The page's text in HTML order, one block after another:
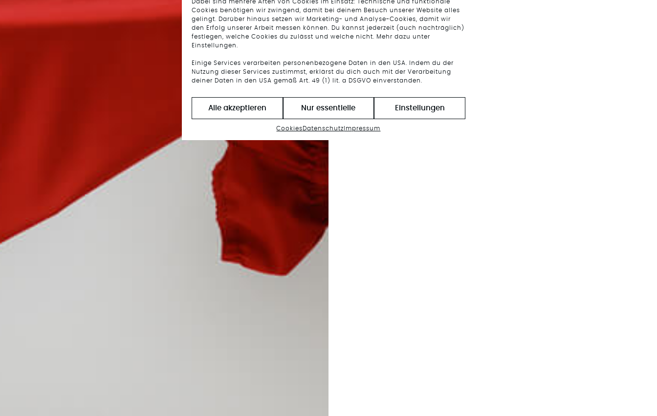
Dabei sind mehrere Arten von Cookies im Einsatz: Technische und funktionale
Cookies benötigen wir zwingend, damit bei deinem Besuch unserer Website alles
gelingt. Darüber hinaus setzen wir Marketing- und Analyse-Cookies, damit wir
den Erfolg unserer Arbeit messen können. Du kannst jederzeit (auch nachträglich)
festlegen, welche Cookies du zulässt und welche nicht. Mehr dazu unter
Einstellungen.
Einige Services verarbeiten personenbezogene Daten in den USA. Indem du der
Nutzung dieser Services zustimmst, erklärst du dich auch mit der Verarbeitung
deiner Daten in den USA gemäß Art. 49 (1) lit. a DSGVO einverstanden.
Alle akzeptieren Nur essentielle Einstellungen
CookiesDatenschutz Impressum